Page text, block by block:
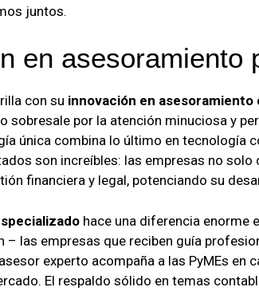
juntos.
en asesoramiento
con su innovación en asesoramiento
sobresale por la atención minuciosa y
única combina lo último en tecnología
son increíbles: las empresas no solo
financiera y legal, potenciando su
hace una diferencia enorme
– las empresas que reciben guía
experto acompaña a las PyMEs en
El respaldo sólido en temas